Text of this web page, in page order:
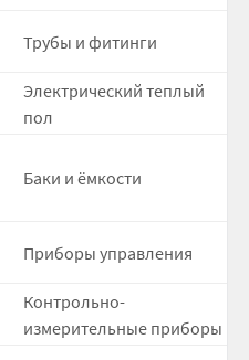
Трубы и фитинги
Электрический теплый
пол
Баки и ёмкости
Приборы управления
Контрольно-
измерительные приборы